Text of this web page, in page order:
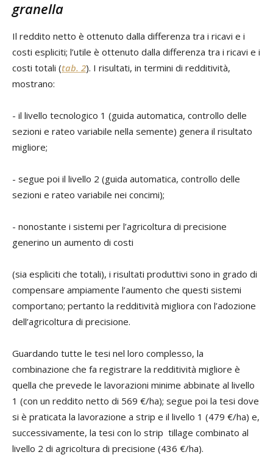
granella
Il reddito netto è ottenuto dalla differenza tra i ricavi e i
costi espliciti; l’utile è ottenuto dalla differenza tra i ricavi e i
costi totali (tab. 2). I risultati, in termini di redditività,
mostrano:
- il livello tecnologico 1 (guida automatica, controllo delle
sezioni e rateo variabile nella semente) genera il risultato
migliore;
- segue poi il livello 2 (guida automatica, controllo delle
sezioni e rateo variabile nei concimi);
- nonostante i sistemi per l’agricoltura di precisione
generino un aumento di costi
(sia espliciti che totali), i risultati produttivi sono in grado di
compensare ampiamente l’aumento che questi sistemi
comportano; pertanto la redditività migliora con l’adozione
dell’agricoltura di precisione.
Guardando tutte le tesi nel loro complesso, la
combinazione che fa registrare la redditività migliore è
quella che prevede le lavorazioni minime abbinate al livello
1 (con un reddito netto di 569 €/ha); segue poi la tesi dove
si è praticata la lavorazione a strip e il livello 1 (479 €/ha) e,
successivamente, la tesi con lo strip tillage combinato al
livello 2 di agricoltura di precisione (436 €/ha).